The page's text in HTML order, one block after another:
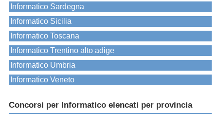
Informatico Sardegna
Informatico Sicilia
Informatico Toscana
Informatico Trentino alto adige
Informatico Umbria
Informatico Veneto
Concorsi per Informatico elencati per provincia